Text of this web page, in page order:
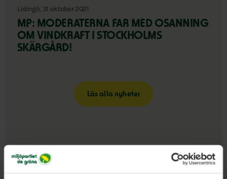
Lidingö, 31 oktober 2021
MP: MODERATERNA FAR MED OSANNING
OM VINDKRAFT I STOCKHOLMS
SKÄRGÅRD!
Läs alla nyheter